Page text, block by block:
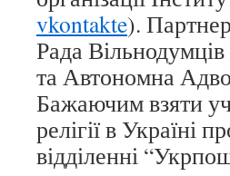
vkontakte).
Рада
та Автономна
Бажаючим взяти
релігії в Україні
відділенні